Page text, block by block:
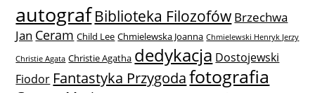
autografBiblioteka Filozofów Brzechwa
Jan Ceram Child Lee Chmielewska Joanna Chmielewski Henryk Jerzy
Christie Agata Christie Agatha dedykacja Dostojewski
Fiodor Fantastyka Przygodafotografia